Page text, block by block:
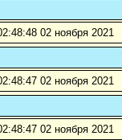
02 ноября 2021
02 ноября 2021
02 ноября 2021